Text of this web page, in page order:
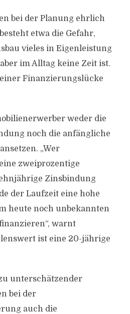
bei der Planung ehrlich
etwa die Gefahr,
vieles in Eigenleistung
im Alltag keine Zeit ist.
Finanzierungslücke
weder die
noch die anfängliche
„Wer
zweiprozentige
Zinsbindung
der Laufzeit eine hohe
heute noch unbekannten
warnt
ist eine 20-jährige
unterschätzender
bei der
auch die